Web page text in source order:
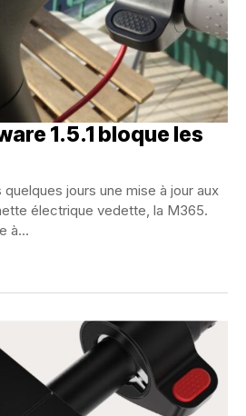
1.5.1 bloque les
jours une mise à jour aux
électrique vedette, la M365.
à...